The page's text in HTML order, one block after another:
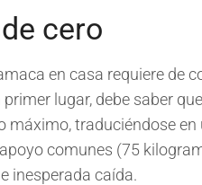
cero
en casa requiere de
lugar, debe saber
máximo, traduciéndose
comunes (75
inesperada caída.